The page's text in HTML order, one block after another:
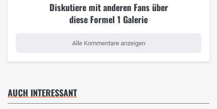
Diskutiere mit anderen Fans über
diese Formel 1 Galerie
Alle Kommentare anzeigen
AUCH INTERESSANT